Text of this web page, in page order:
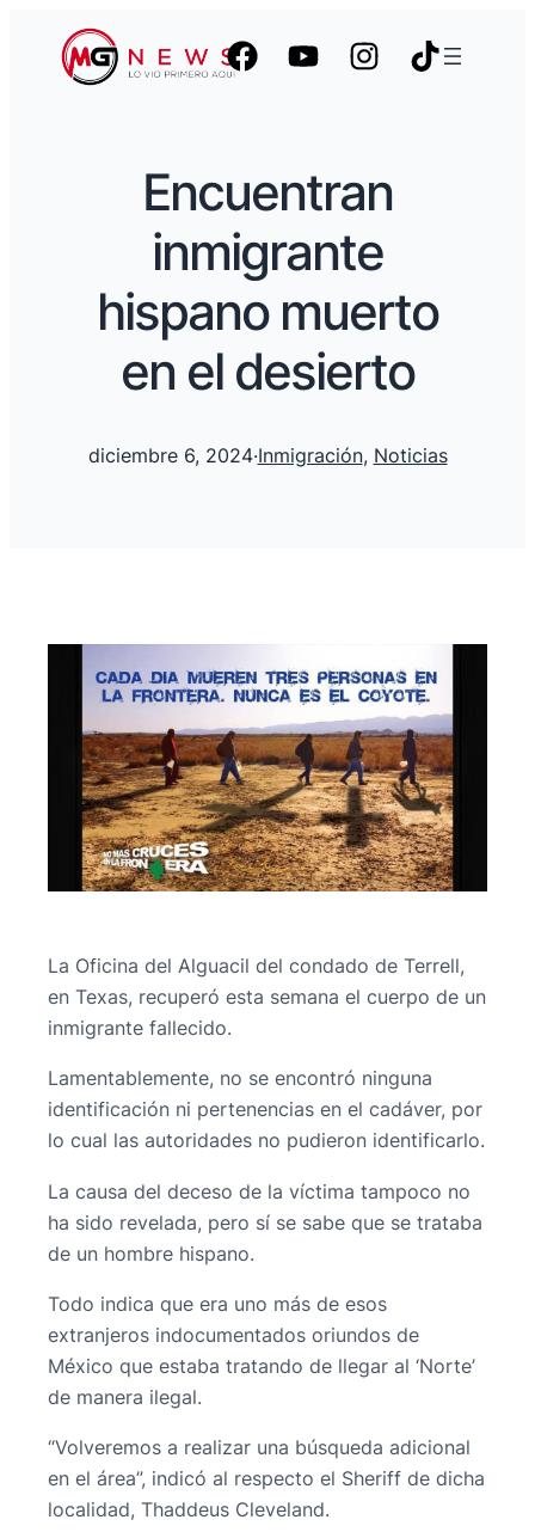
Encuentran
inmigrante
hispano muerto
en el desierto
diciembre 6, 2024·Inmigración, Noticias
La Oficina del Alguacil del condado de Terrell,
en Texas, recuperó esta semana el cuerpo de un
inmigrante fallecido.
Lamentablemente, no se encontró ninguna
identificación ni pertenencias en el cadáver, por
lo cual las autoridades no pudieron identificarlo.
La causa del deceso de la víctima tampoco no
ha sido revelada, pero sí se sabe que se trataba
de un hombre hispano.
Todo indica que era uno más de esos
extranjeros indocumentados oriundos de
México que estaba tratando de llegar al ‘Norte’
de manera ilegal.
“Volveremos a realizar una búsqueda adicional
en el área”, indicó al respecto el Sheriff de dicha
localidad, Thaddeus Cleveland.